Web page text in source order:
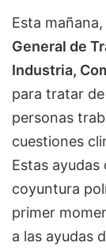
Esta mañana,
General de
Industria,
para tratar
personas
cuestiones
Estas
coyuntura
primer
a las ayudas